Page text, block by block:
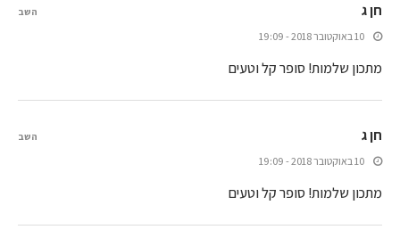
חן ג
10 באוקטובר 2018 - 19:09
מתכון שלמות! סופר קל וטעים
השב
חן ג
10 באוקטובר 2018 - 19:09
מתכון שלמות! סופר קל וטעים
השב